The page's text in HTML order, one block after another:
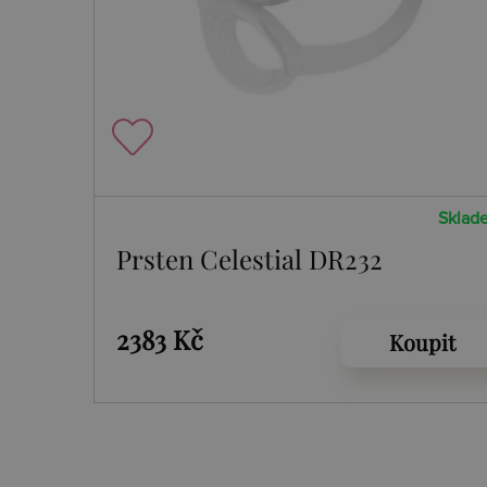
Prsten Celestial DR232
2383 Kč Koupit